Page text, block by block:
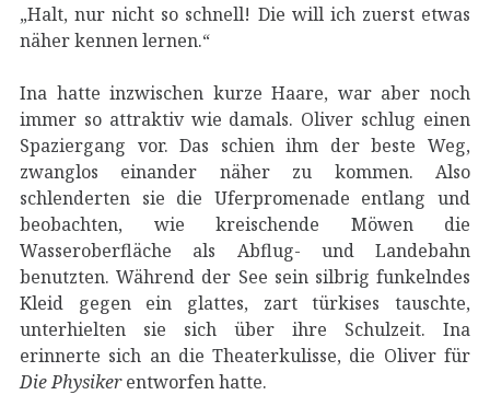
„Halt, nur nicht so schnell! Die will ich zuerst etwas
näher kennen lernen.“
Ina hatte inzwischen kurze Haare, war aber noch
immer so attraktiv wie damals. Oliver schlug einen
Spaziergang vor. Das schien ihm der beste Weg,
zwanglos einander näher zu kommen. Also
schlenderten sie die Uferpromenade entlang und
beobachten, wie kreischende Möwen die
Wasseroberfläche als Abflug- und Landebahn
benutzten. Während der See sein silbrig funkelndes
Kleid gegen ein glattes, zart türkises tauschte,
unterhielten sie sich über ihre Schulzeit. Ina
erinnerte sich an die Theaterkulisse, die Oliver für
Die Physikerentworfen hatte.